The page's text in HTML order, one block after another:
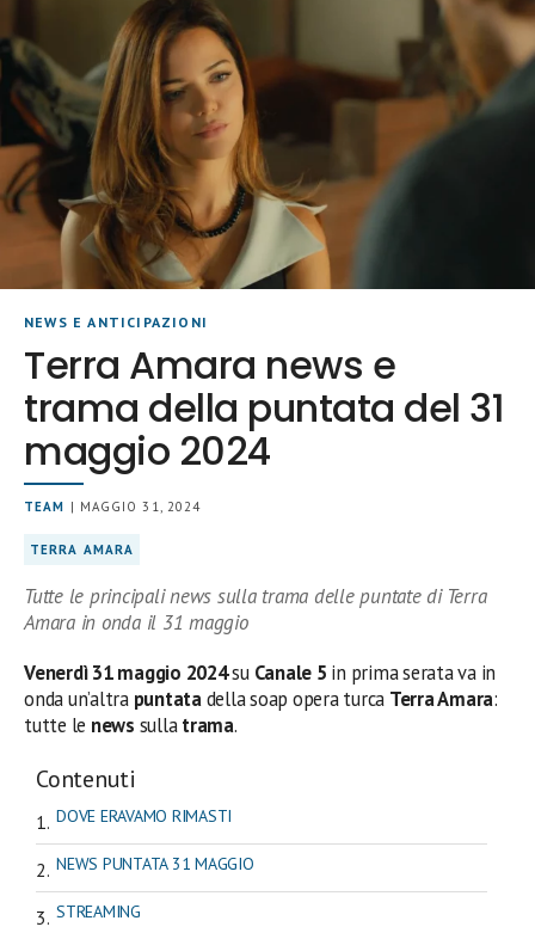
NEWS E ANTICIPAZIONI
Terra Amara news e
trama della puntata del 31
maggio 2024
TEAM | MAGGIO 31, 2024
TERRA AMARA
Tutte le principali news sulla trama delle puntate di Terra
Amara in onda il 31 maggio
Venerdì 31 maggio 2024su Canale 5 in prima seratava in
onda un’altra puntatadella soap opera turca Terra Amara:
tutte le news sullatrama.
Contenuti
DOVE ERAVAMO RIMASTI
NEWS PUNTATA 31 MAGGIO
STREAMING